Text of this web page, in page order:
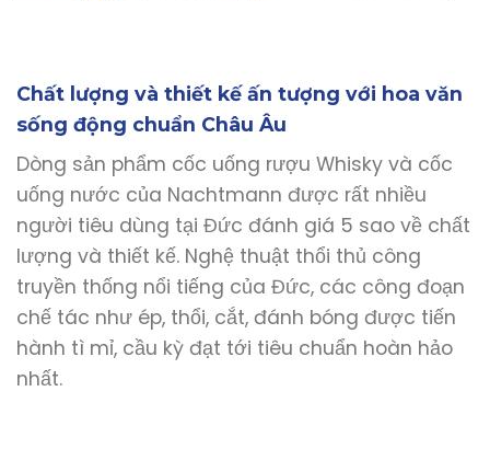
Chất lượng và thiết kế ấn tượng với hoa văn
sống động chuẩn Châu Âu
Dòng sản phẩm cốc uống rượu Whisky và cốc
uống nước của Nachtmann được rất nhiều
người tiêu dùng tại Đức đánh giá 5 sao về chất
lượng và thiết kế. Nghệ thuật thổi thủ công
truyền thống nổi tiếng của Đức, các công đoạn
chế tác như ép, thổi, cắt, đánh bóng được tiến
hành tì mỉ, cầu kỳ đạt tới tiêu chuẩn hoàn hảo
nhất.